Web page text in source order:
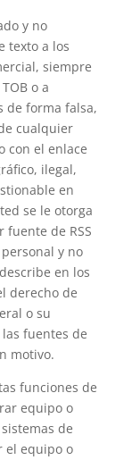
y no
texto a los
siempre
o a
de forma falsa,
cualquier
con el enlace
ilegal,
en
se le otorga
de RSS
y no
en los
derecho de
o su
fuentes de
motivo.
funciones de
equipo o
de
el equipo o